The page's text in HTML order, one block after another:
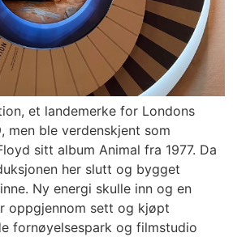
et landemerke for Londons
men ble verdenskjent som
sitt album Animal fra 1977. Da
her slutt og bygget
Ny energi skulle inn og en
oppgjennom sett og kjøpt
fornøyelsespark og filmstudio